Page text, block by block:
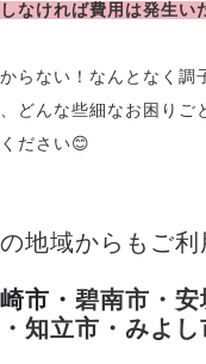
なければ費用は発生い
らない！なんとなく調
どんな些細なお困りご
ださい😊
地域からもご利
市・ 碧南市・安
知立市・みよし